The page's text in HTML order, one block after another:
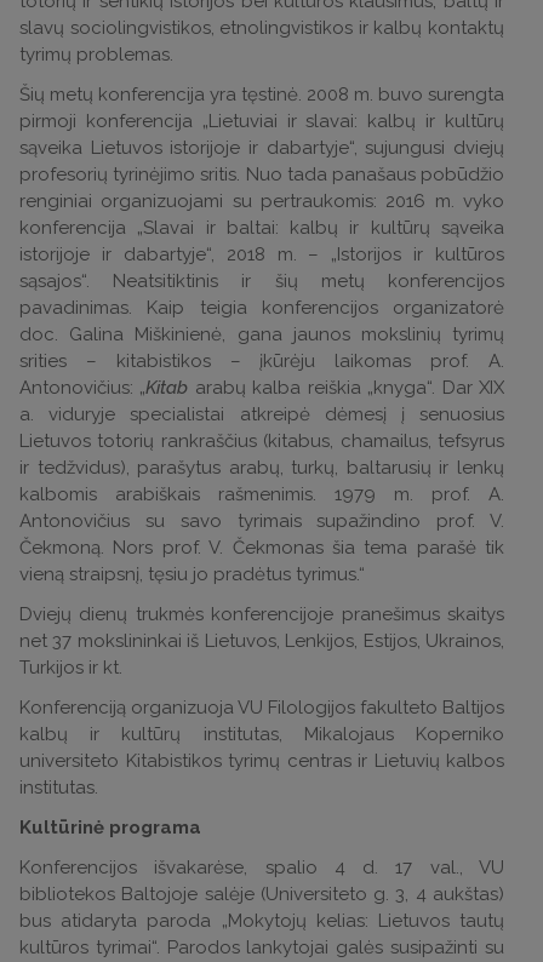
slavų sociolingvistikos, etnolingvistikos ir kalbų kontaktų
tyrimų problemas.
Šių metų konferencija yra tęstinė. 2008 m. buvo surengta
pirmoji konferencija „Lietuviai ir slavai: kalbų ir kultūrų
sąveika Lietuvos istorijoje ir dabartyje“, sujungusi dviejų
profesorių tyrinėjimo sritis. Nuo tada panašaus pobūdžio
renginiai organizuojami su pertraukomis: 2016 m. vyko
konferencija „Slavai ir baltai: kalbų ir kultūrų sąveika
istorijoje ir dabartyje“, 2018 m. – „Istorijos ir kultūros
sąsajos“. Neatsitiktinis ir šių metų konferencijos
pavadinimas. Kaip teigia konferencijos organizatorė
doc. Galina Miškinienė, gana jaunos mokslinių tyrimų
srities – kitabistikos – įkūrėju laikomas prof. A.
Antonovičius: „Kitab arabų kalba reiškia „knyga“. Dar XIX
a. viduryje specialistai atkreipė dėmesį į senuosius
Lietuvos totorių rankraščius (kitabus, chamailus, tefsyrus
ir tedžvidus), parašytus arabų, turkų, baltarusių ir lenkų
kalbomis arabiškais rašmenimis. 1979 m. prof. A.
Antonovičius su savo tyrimais supažindino prof. V.
Čekmoną. Nors prof. V. Čekmonas šia tema parašė tik
vieną straipsnį, tęsiu jo pradėtus tyrimus.“
Dviejų dienų trukmės konferencijoje pranešimus skaitys
net 37 mokslininkai iš Lietuvos, Lenkijos, Estijos, Ukrainos,
Turkijos ir kt.
Konferenciją organizuoja VU Filologijos fakulteto Baltijos
kalbų ir kultūrų institutas, Mikalojaus Koperniko
universiteto Kitabistikos tyrimų centras ir Lietuvių kalbos
institutas.
Kultūrinė programa
Konferencijos išvakarėse, spalio 4 d. 17 val., VU
bibliotekos Baltojoje salėje (Universiteto g. 3, 4 aukštas)
bus atidaryta paroda „Mokytojų kelias: Lietuvos tautų
kultūros tyrimai“. Parodos lankytojai galės susipažinti su